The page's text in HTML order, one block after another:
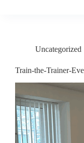
Uncategorized
Train-the-Trainer-